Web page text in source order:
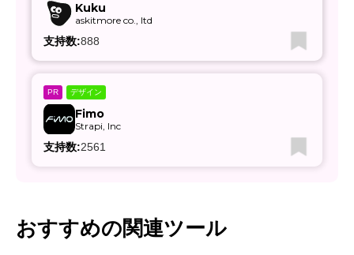
Kuku
askitmore co., ltd
支持数:888
PR デザイン
Fimo
Strapi, Inc
支持数:2561
おすすめの関連ツール